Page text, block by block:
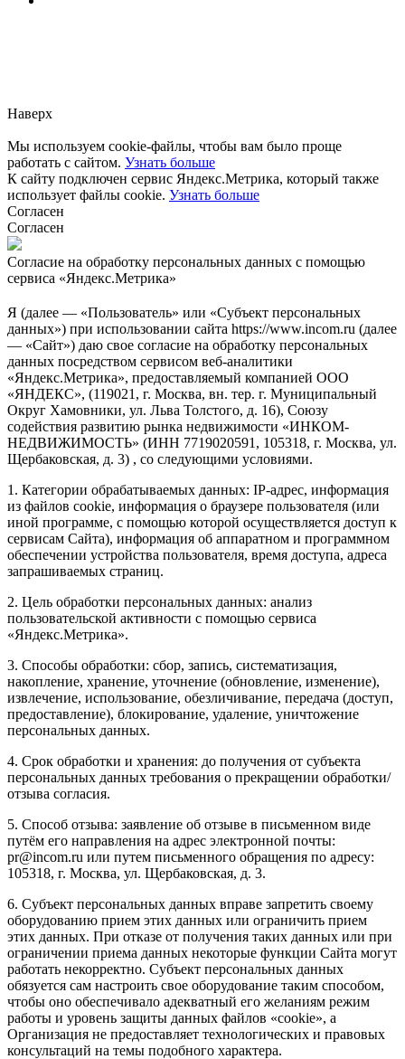
Наверх
Мы используем cookie-файлы, чтобы вам было проще
работать с сайтом. Узнать больше
К сайту подключен сервис Яндекс.Метрика, который также
использует файлы cookie. Узнать больше
Согласен
Согласен
Согласие на обработку персональных данных с помощью
сервиса «Яндекс.Метрика»
Я (далее — «Пользователь» или «Субъект персональных
данных») при использовании сайта https://www.incom.ru (далее
— «Сайт») даю свое согласие на обработку персональных
данных посредством сервисом веб-аналитики
«Яндекс.Метрика», предоставляемый компанией ООО
«ЯНДЕКС», (119021, г. Москва, вн. тер. г. Муниципальный
Округ Хамовники, ул. Льва Толстого, д. 16), Союзу
содействия развитию рынка недвижимости «ИНКОМ-
НЕДВИЖИМОСТЬ» (ИНН 7719020591, 105318, г. Москва, ул.
Щербаковская, д. 3) , со следующими условиями.
1. Категории обрабатываемых данных: IP-адрес, информация
из файлов cookie, информация о браузере пользователя (или
иной программе, с помощью которой осуществляется доступ к
сервисам Сайта), информация об аппаратном и программном
обеспечении устройства пользователя, время доступа, адреса
запрашиваемых страниц.
2. Цель обработки персональных данных: анализ
пользовательской активности с помощью сервиса
«Яндекс.Метрика».
3. Способы обработки: сбор, запись, систематизация,
накопление, хранение, уточнение (обновление, изменение),
извлечение, использование, обезличивание, передача (доступ,
предоставление), блокирование, удаление, уничтожение
персональных данных.
4. Срок обработки и хранения: до получения от субъекта
персональных данных требования о прекращении обработки/
отзыва согласия.
5. Способ отзыва: заявление об отзыве в письменном виде
путём его направления на адрес электронной почты:
pr@incom.ru или путем письменного обращения по адресу:
105318, г. Москва, ул. Щербаковская, д. 3.
6. Субъект персональных данных вправе запретить своему
оборудованию прием этих данных или ограничить прием
этих данных. При отказе от получения таких данных или при
ограничении приема данных некоторые функции Сайта могут
работать некорректно. Субъект персональных данных
обязуется сам настроить свое оборудование таким способом,
чтобы оно обеспечивало адекватный его желаниям режим
работы и уровень защиты данных файлов «cookie», а
Организация не предоставляет технологических и правовых
консультаций на темы подобного характера.